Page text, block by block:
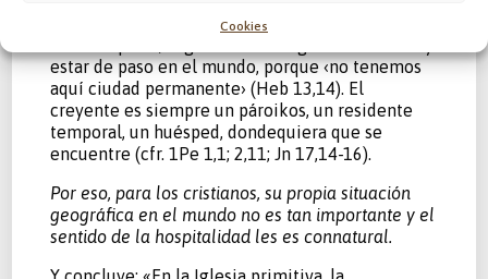
Cookies
estar de paso en el mundo, porque ‹no tenemos
aquí ciudad permanente› (Heb 13,14). El
creyente es siempre un pároikos, un residente
temporal, un huésped, dondequiera que se
encuentre (cfr. 1Pe 1,1; 2,11; Jn 17,14-16).
Por eso, para los cristianos, su propia situación
geográfica en el mundo no es tan importante y el
sentido de la hospitalidad les es connatural.